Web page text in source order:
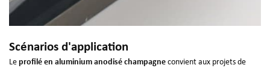
Scénarios d'application
Le profilé en aluminium anodisé champagne convient aux projets de